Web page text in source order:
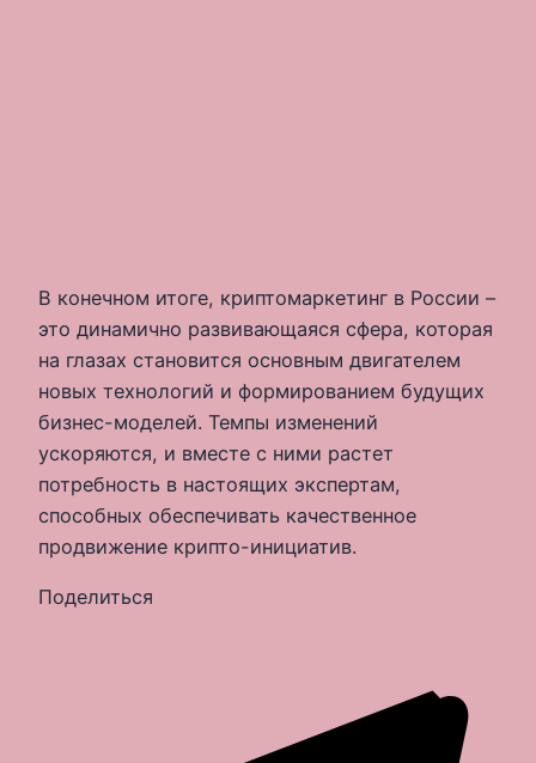
В конечном итоге, криптомаркетинг в России –
это динамично развивающаяся сфера, которая
на глазах становится основным двигателем
новых технологий и формированием будущих
бизнес-моделей. Темпы изменений
ускоряются, и вместе с ними растет
потребность в настоящих экспертам,
способных обеспечивать качественное
продвижение крипто-инициатив.
Поделиться